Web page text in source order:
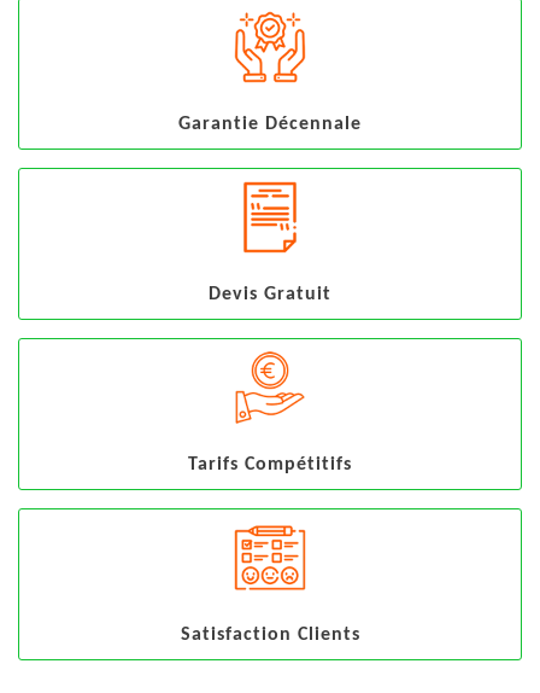
Garantie Décennale
Devis Gratuit
Tarifs Compétitifs
Satisfaction Clients